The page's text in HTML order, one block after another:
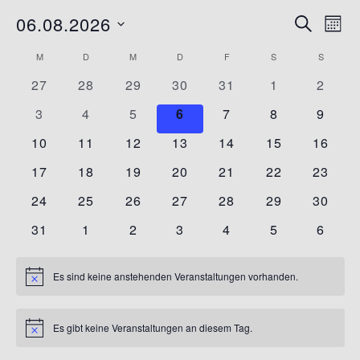
Suche
und
SUCHE
06.08.2026
Kalender
Veranstaltungen
MMONTAG D DIENSTAGM MITTWOCH
DDONNERSTAG
FFREITAG S SAMSTAGS
0
27
0
Veranstaltungen
28
0
Veranstaltungen
29
0
Veranstaltungen
30
0
31
0
1
0
2
0
3
0
Veranstaltungen
4
0
Veranstaltungen
5
0
Veranstaltungen
6
0
7
0
8
0
9
0
10
0
11
0
12
0
13
0
14
0
15
0
16
0
17
0
18
0
19
0
20
0
21
0
22
0
23
0
24
0
25
0
26
0
27
0
28
0
29
0
30
0
31
0
1
0
2
0
3
0
4
0
5
0
6
HinweisEs sind keine anstehenden Veranstaltungen vorhanden.
HinweisEs gibt keine Veranstaltungen an diesem Tag.